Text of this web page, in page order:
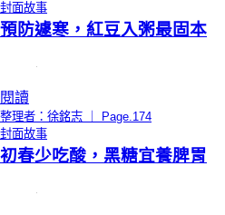
封面故事
預防遽寒，紅豆入粥最固本
閱讀
整理者：徐銘志 ｜ Page.174
封面故事
初春少吃酸，黑糖宜養脾胃